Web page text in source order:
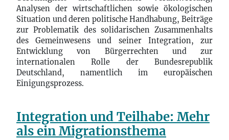
Analysen der wirtschaftlichen sowie ökologischen
Situation und deren politische Handhabung, Beiträge
zur Problematik des solidarischen Zusammenhalts
des Gemeinwesens und seiner Integration, zur
Entwicklung von Bürgerrechten und zur
internationalen Rolle der Bundesrepublik
Deutschland, namentlich im europäischen
Einigungsprozess.
Integration und Teilhabe: Mehr
als ein Migrationsthema